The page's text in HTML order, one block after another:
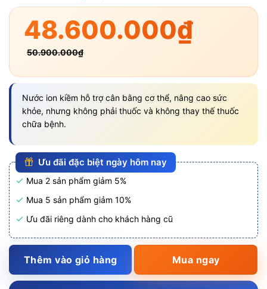
Được
xếp
hạng48.600.000₫
50.900.000₫
Nước ion kiềm hỗ trợ cân bằng cơ thể, nâng cao sức
khỏe, nhưng không phải thuốc và không thay thế thuốc
chữa bệnh.
Ưu đãi đặc biệt ngày hôm nay
Mua 2 sản phẩm giảm 5%
Mua 5 sản phẩm giảm 10%
Ưu đãi riêng dành cho khách hàng cũ
Thêm vào giỏ hàng Mua ngay